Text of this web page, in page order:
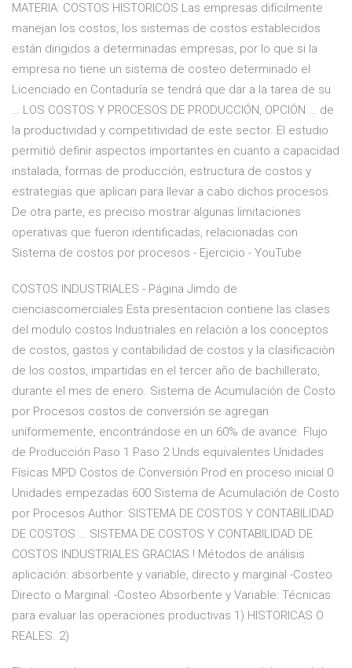
MATERIA: COSTOS HISTORICOS Las empresas difícilmente
manejan los costos, los sistemas de costos establecidos
están dirigidos a determinadas empresas, por lo que si la
empresa no tiene un sistema de costeo determinado el
Licenciado en Contaduría se tendrá que dar a la tarea de su
… LOS COSTOS Y PROCESOS DE PRODUCCIÓN, OPCIÓN … de
la productividad y competitividad de este sector. El estudio
permitió definir aspectos importantes en cuanto a capacidad
instalada, formas de producción, estructura de costos y
estrategias que aplican para llevar a cabo dichos procesos.
De otra parte, es preciso mostrar algunas limitaciones
operativas que fueron identificadas, relacionadas con
Sistema de costos por procesos - Ejercicio - YouTube
COSTOS INDUSTRIALES - Página Jimdo de
cienciascomerciales Esta presentacion contiene las clases
del modulo costos Industriales en relaciòn a los conceptos
de costos, gastos y contabilidad de costos y la clasificaciòn
de los costos, impartidas en el tercer año de bachillerato,
durante el mes de enero. Sistema de Acumulación de Costo
por Procesos costos de conversión se agregan
uniformemente, encontrándose en un 60% de avance. Flujo
de Producción Paso 1 Paso 2 Unds equivalentes Unidades
Físicas MPD Costos de Conversión Prod en proceso inicial 0
Unidades empezadas 600 Sistema de Acumulación de Costo
por Procesos Author: SISTEMA DE COSTOS Y CONTABILIDAD
DE COSTOS … SISTEMA DE COSTOS Y CONTABILIDAD DE
COSTOS INDUSTRIALES GRACIAS ! Métodos de análisis
aplicación: absorbente y variable, directo y marginal -Costeo
Directo o Marginal: -Costeo Absorbente y Variable: Técnicas
para evaluar las operaciones productivas 1) HISTORICAS O
REALES. 2)